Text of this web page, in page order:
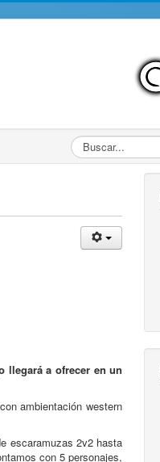
Buscar...
llegará a ofrecer en un
ambientación western
escaramuzas 2v2 hasta
con 5 personajes,